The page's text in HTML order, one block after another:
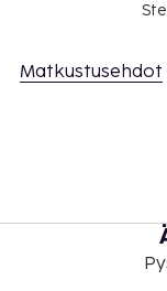
Matkustusehdot